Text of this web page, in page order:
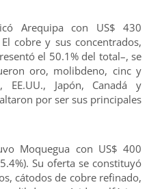
Arequipa con US$ 430
cobre y sus concentrados,
el 50.1% del total–, se
oro, molibdeno, cinc y
EE.UU., Japón, Canadá y
por ser sus principales
Moquegua con US$ 400
Su oferta se constituyó
cátodos de cobre refinado,